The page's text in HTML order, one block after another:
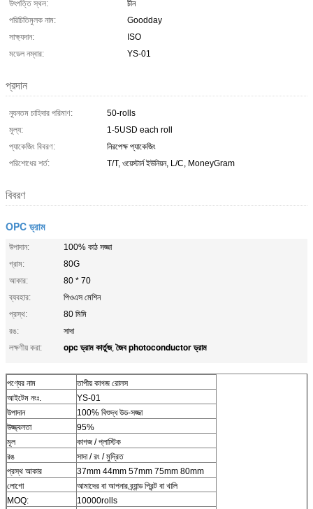
উৎপত্তি স্থল:
চীন
পরিচিতিমুলক নাম:
Goodday
সাক্ষ্যদান:
ISO
মডেল নম্বার:
YS-01
প্রদান
ন্যূনতম চাহিদার পরিমাণ:
50-rolls
মূল্য:
1-5USD each roll
প্যাকেজিং বিবরণ:
নিরপেক্ষ প্যাকেজিং
পরিশোধের শর্ত:
T/T, ওয়েস্টার্ন ইউনিয়ন, L/C, MoneyGram
বিবরণ
OPC ড্রাম
উপাদান:
100% কাঠ সজ্জা
গ্রাম:
80G
আকার:
80 * 70
ব্যবহার:
পিওএস মেশিন
প্রস্থ:
80 মিমি
রঙ:
সাদা
লক্ষণীয় করা:
opc ড্রাম কার্তুজ,জৈব photoconductor ড্রাম
পণ্যের নাম
তাপীয় কাগজ রোলস
আইটেম নংঃ.
YS-01
উপাদান
100% বিশুদ্ধ উড-সজ্জা
উজ্জ্বলতা
95%
মূল
কাগজ / প্লাস্টিক
রঙ
সাদা / রং / মুদ্রিত
প্রস্থ আকার
37mm 44mm 57mm 75mm 80mm
লোগো
আমাদের বা আপনার ব্র্যান্ড প্রিন্ট বা খালি
MOQ:
10000rolls